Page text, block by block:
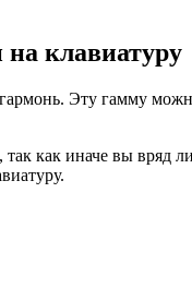
клавиатуру
Эту гамму
как иначе вы